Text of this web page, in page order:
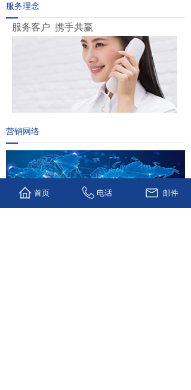
服务理念
服务客户 携手共赢
营销网络
首页 电话 邮件